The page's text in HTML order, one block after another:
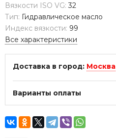
Вязкости ISO VG: 32
Тип: Гидравлическое масло
Индекс вязкости: 99
Все характеристики
Доставка в город: Москва
Варианты оплаты